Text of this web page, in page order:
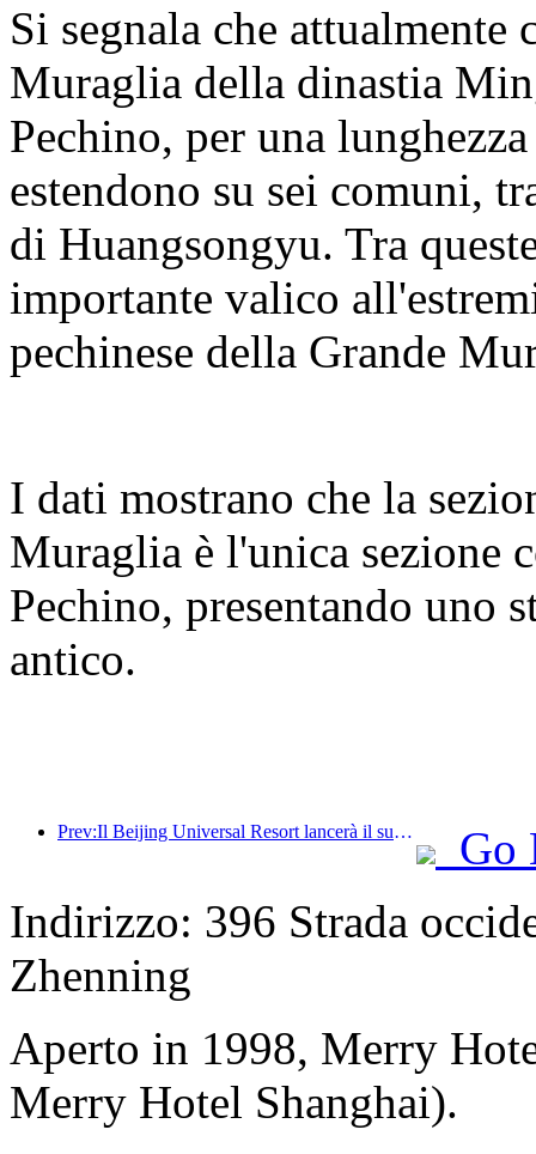
Si segnala che
Muraglia della dinastia
Pechino, per una
estendono su sei comuni,
di Huangsongyu. Tra
importante valico
pechinese della Grande
I dati mostrano che la
Muraglia è l'unica sezione
Pechino, presentando uno
antico.
Prev:Il Beijing Universal Resort lancerà il suo evento universale del Capodanno cinese il 23 gennaio, che durerà 40 giorni.
Go
Indirizzo: 396 Strada
Zhenning
Aperto in 1998, Merry
Merry Hotel Shanghai).